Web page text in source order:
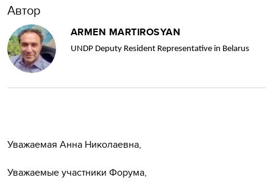
Автор
ARMEN MARTIROSYAN
UNDP Deputy Resident Representative in Belarus
Уважаемая Анна Николаевна,
Уважаемые участники Форума,